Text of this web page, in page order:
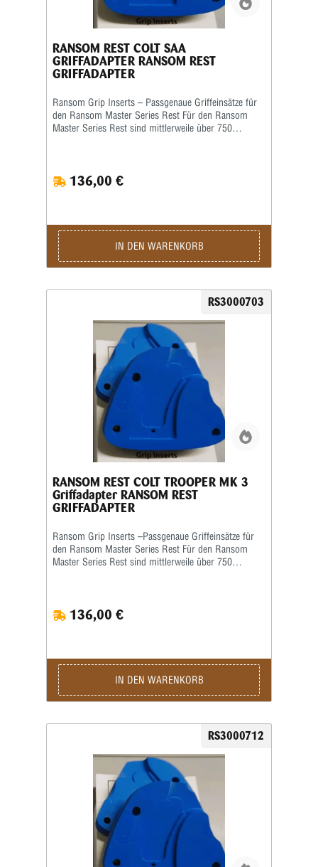
RANSOM REST COLT SAA
GRIFFADAPTER RANSOM REST
GRIFFADAPTER
Ransom Grip Inserts – Passgenaue Griffeinsätze für
den Ransom Master Series Rest Für den Ransom
Master Series Rest sind mittlerweile über 750
ermöglichen eine sichere sowie wiederholgenaue
Aufnahme der Waffe im Schießstand. Viele Grip
reproduzierbare Schussergebnisse empfiehlt Ransom
jedoch, stets den speziell für das jeweilige
Waffenmodell vorgesehenen Griffeinsatz zu
verwenden. Das Produktbild ist ein Beispielbild!
136,00 €
IN DEN WARENKORB
RS3000703
RANSOM REST COLT TROOPER MK 3
Griffadapter RANSOM REST
GRIFFADAPTER
Ransom Grip Inserts –Passgenaue Griffeinsätze für
den Ransom Master Series Rest Für den Ransom
Master Series Rest sind mittlerweile über 750
ermöglichen eine sichere sowie wiederholgenaue
Aufnahme der Waffe im Schießstand. Viele Grip
reproduzierbare Schussergebnisse empfiehlt Ransom
jedoch, stets den speziell für das jeweilige
Waffenmodell vorgesehenen Griffeinsatz zu
verwenden. Das Produktbild ist ein Beispielbild!
136,00 €
IN DEN WARENKORB
RS3000712